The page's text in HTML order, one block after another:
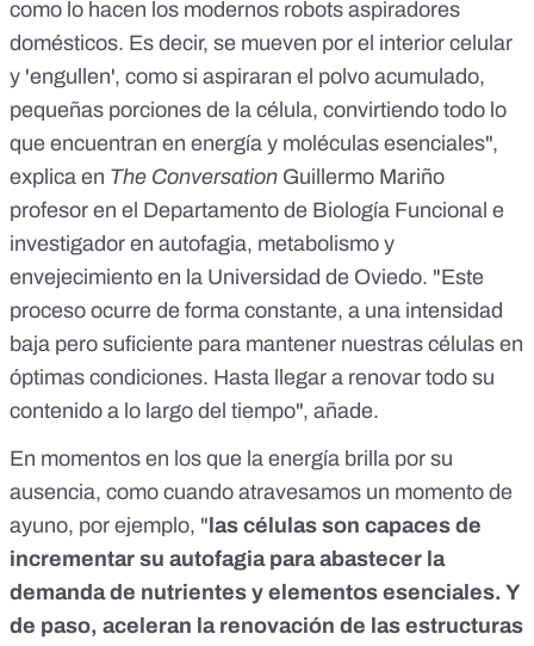
como lo hacen los modernos robots aspiradores
domésticos. Es decir, se mueven por el interior celular
y 'engullen', como si aspiraran el polvo acumulado,
pequeñas porciones de la célula, convirtiendo todo lo
que encuentran en energía y moléculas esenciales",
explica en The Conversation Guillermo Mariño
profesor en el Departamento de Biología Funcional e
investigador en autofagia, metabolismo y
envejecimiento en la Universidad de Oviedo. "Este
proceso ocurre de forma constante, a una intensidad
baja pero suficiente para mantener nuestras células en
óptimas condiciones. Hasta llegar a renovar todo su
contenido a lo largo del tiempo", añade.
En momentos en los que la energía brilla por su
ausencia, como cuando atravesamos un momento de
ayuno, por ejemplo, " las células son capaces de
incrementar su autofagia para abastecer la
demanda de nutrientes y elementos esenciales. Y
de paso, aceleran la renovación de las estructuras